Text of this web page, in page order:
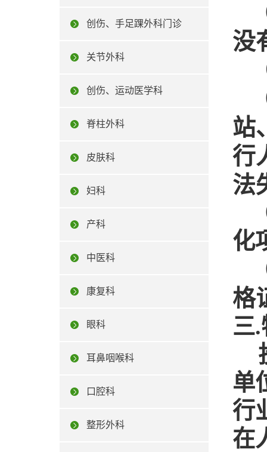
创伤、手足踝外科门诊
关节外科
创伤、运动医学科
脊柱外科
皮肤科
妇科
产科
中医科
康复科
眼科
耳鼻咽喉科
口腔科
整形外科
没
站
行
法
化
格
三
单
行
在